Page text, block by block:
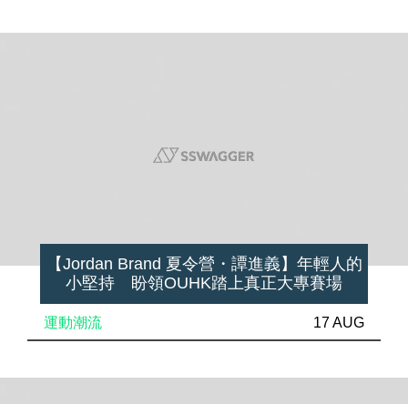
【Jordan Brand 夏令營・譚進義】年輕人的
小堅持 盼領OUHK踏上真正大專賽場
運動潮流 17 AUG